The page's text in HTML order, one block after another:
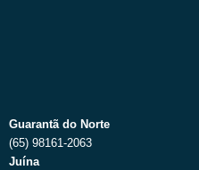
Guarantã do Norte
(65) 98161-2063
Juína